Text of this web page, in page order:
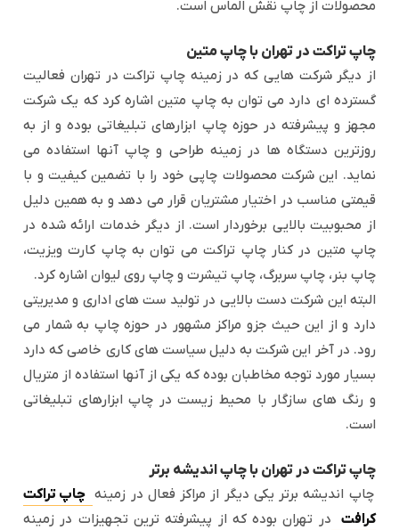
محصولات از چاپ نقش الماس است.
چاپ تراکت در تهران با چاپ متین
از دیگر شرکت هایی که در زمینه چاپ تراکت در تهران فعالیت
گسترده ای دارد می توان به چاپ متین اشاره کرد که یک شرکت
مجهز و پیشرفته در حوزه چاپ ابزارهای تبلیغاتی بوده و از به
روزترین دستگاه ها در زمینه طراحی و چاپ آنها استفاده می
نماید. این شرکت محصولات چاپی خود را با تضمین کیفیت و با
قیمتی مناسب در اختیار مشتریان قرار می دهد و به همین دلیل
از محبوبیت بالایی برخوردار است. از دیگر خدمات ارائه شده در
چاپ متین در کنار چاپ تراکت می توان به چاپ کارت ویزیت،
چاپ بنر، چاپ سربرگ، چاپ تیشرت و چاپ روی لیوان اشاره کرد.
البته این شرکت دست بالایی در تولید ست های اداری و مدیریتی
دارد و از این حیث جزو مراکز مشهور در حوزه چاپ به شمار می
رود. در آخر این شرکت به دلیل سیاست های کاری خاصی که دارد
بسیار مورد توجه مخاطبان بوده که یکی از آنها استفاده از متریال
و رنگ های سازگار با محیط زیست در چاپ ابزارهای تبلیغاتی
است.
چاپ تراکت در تهران با چاپ اندیشه برتر
چاپ اندیشه برتر یکی دیگر از مراکز فعال در زمینه چاپ تراکت
کرافت در تهران بوده که از پیشرفته ترین تجهیزات در زمینه